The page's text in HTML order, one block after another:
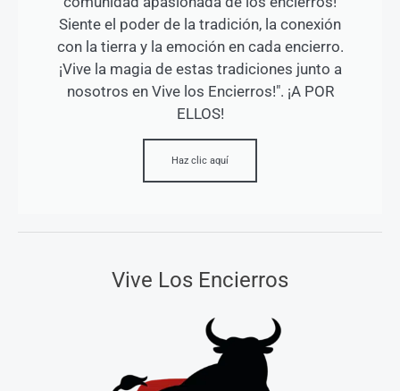
Siente el poder de la tradición, la conexión
con la tierra y la emoción en cada encierro.
¡Vive la magia de estas tradiciones junto a
nosotros en Vive los Encierros!". ¡A POR
ELLOS!
Haz clic aquí
Vive Los Encierros